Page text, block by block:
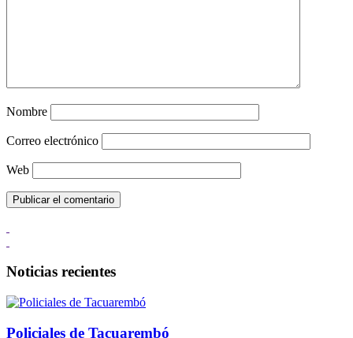
Nombre
Correo electrónico
Web
Noticias recientes
Policiales de Tacuarembó